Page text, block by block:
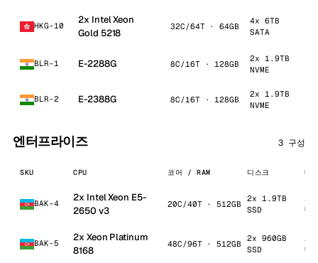
HKG-10
2x Intel Xeon
Gold 5218
32C/64T · 64GB
4x 6TB
SATA
BLR-1 E-2288G 8C/16T · 128GB
2x 1.9TB
NVME
BLR-2 E-2388G 8C/16T · 128GB
2x 1.9TB
NVME
엔터프라이즈 3 구성
SKU CPU 코어 / RAM 디스크 네
BAK-4
2x Intel Xeon E5-
2650 v3
20C/40T · 512GB
2x 1.9TB
SSD
1
BAK-5
2x Xeon Platinum
8168
48C/96T · 512GB
2x 960GB
SSD
1